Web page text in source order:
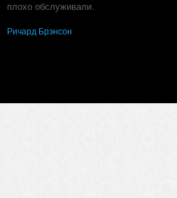
плохо обслуживали.
Ричард Брэнсон